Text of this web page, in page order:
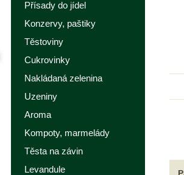
Přísady do jídel
Konzervy, paštiky
Těstoviny
Cukrovinky
Nakládaná zelenina
Uzeniny
Aroma
Kompoty, marmelády
Těsta na závin
Levandule